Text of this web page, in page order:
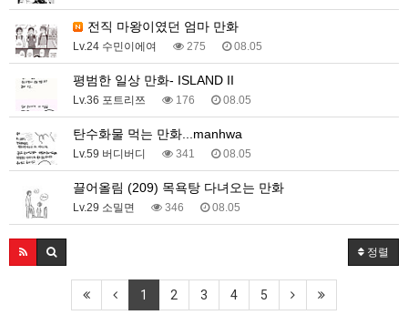
전직 마왕이였던 엄마 만화
Lv.24 수민이에여 275 08.05
평범한 일상 만화- ISLAND II
Lv.36 포트리쯔 176 08.05
탄수화물 먹는 만화...manhwa
Lv.59 버디버디 341 08.05
끌어올림 (209) 목욕탕 다녀오는 만화
Lv.29 소밀면 346 08.05
정렬
1 2 3 4 5